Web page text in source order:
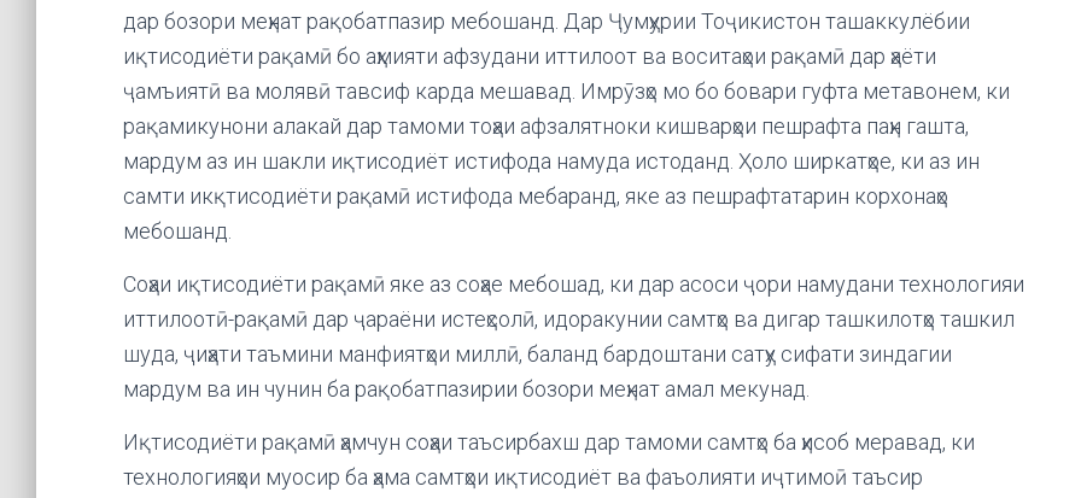
дар бозори меҳнат рақобатпазир мебошанд. Дар Ҷумҳурии Тоҷикистон ташаккулёбии
иқтисодиёти рақамӣ бо аҳмияти афзудани иттилоот ва воситаҳои рақамӣ дар ҳаёти
ҷамъиятӣ ва молявӣ тавсиф карда мешавад. Имрӯзҳо мо бо бовари гуфта метавонем, ки
рақамикунони алакай дар тамоми тоҳаи афзалятноки кишварҳои пешрафта паҳн гашта,
мардум аз ин шакли иқтисодиёт истифода намуда истоданд. Ҳоло ширкатҳое, ки аз ин
самти икқтисодиёти рақамӣ истифода мебаранд, яке аз пешрафтатарин корхонаҳо
мебошанд.
Соҳаи иқтисодиёти рақамӣ яке аз соҳае мебошад, ки дар асоси ҷори намудани технологияи
иттилоотӣ-рақамӣ дар ҷараёни истеҳсолӣ, идоракунии самтҳо ва дигар ташкилотҳо ташкил
шуда, ҷиҳати таъмини манфиятҳои миллӣ, баланд бардоштани сатҳу сифати зиндагии
мардум ва ин чунин ба рақобатпазирии бозори меҳнат амал мекунад.
Иқтисодиёти рақамӣ ҳамчун соҳаи таъсирбахш дар тамоми самтҳо ба ҳисоб меравад, ки
технологияҳои муосир ба ҳама самтҳои иқтисодиёт ва фаъолияти иҷтимоӣ таъсир